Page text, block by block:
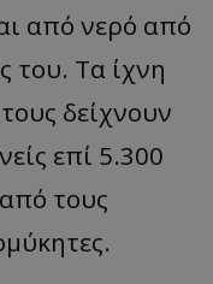
από νερό από
του. Τα ίχνη
δείχνουν
επί 5.300
τους